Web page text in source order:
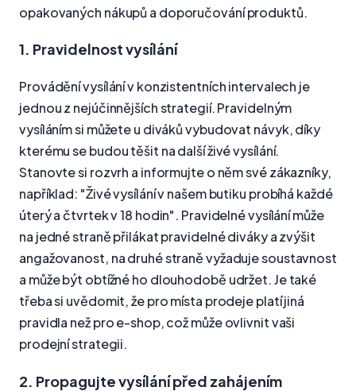
opakovaných nákupů a doporučování produktů.
1. Pravidelnost vysílání
Provádění vysílání v konzistentních intervalech je
jednou z nejúčinnějších strategií. Pravidelným
vysíláním si můžete u diváků vybudovat návyk, díky
kterému se budou těšit na další živé vysílání.
Stanovte si rozvrh a informujte o něm své zákazníky,
například: "Živé vysílání v našem butiku probíhá každé
úterý a čtvrtek v 18 hodin". Pravidelné vysílání může
na jedné straně přilákat pravidelné diváky a zvýšit
angažovanost, na druhé straně vyžaduje soustavnost
a může být obtížné ho dlouhodobě udržet. Je také
třeba si uvědomit, že pro místa prodeje platí jiná
pravidla než pro e-shop, což může ovlivnit vaši
prodejní strategii.
2. Propagujte vysílání před zahájením